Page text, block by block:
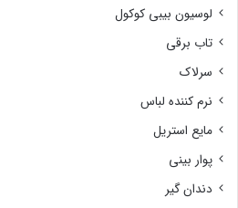
لوسیون بیبی کوکول
تاب برقی
سرلاک
نرم کننده لباس
مایع استریل
پوار بینی
دندان گیر